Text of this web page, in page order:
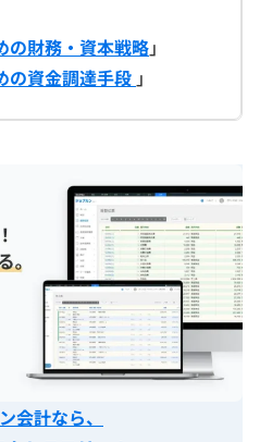
の財務・資本戦略」
の資金調達手段 」
会計なら、